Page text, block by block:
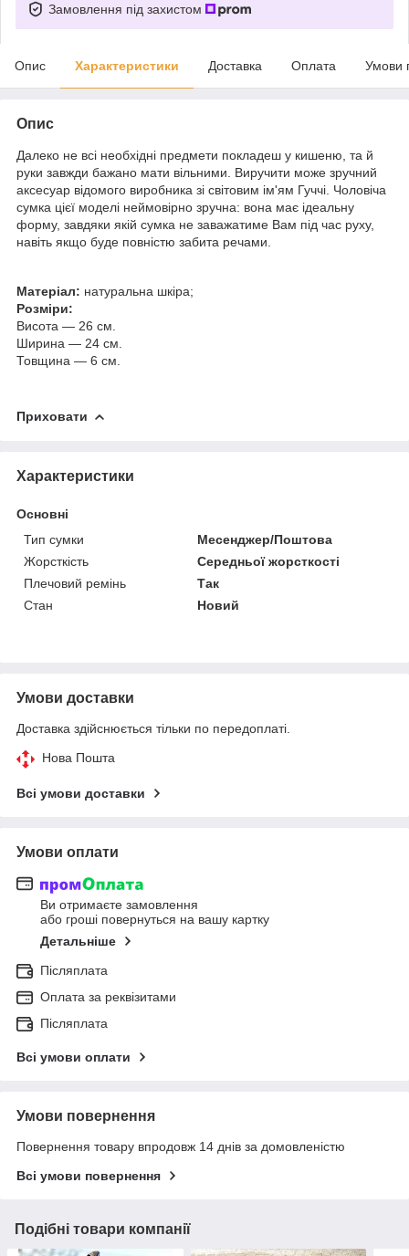
Замовлення під захистом
Опис Характеристики Доставка Оплата Умови
Опис
Далеко не всі необхідні предмети покладеш у кишеню, та й
руки завжди бажано мати вільними. Виручити може зручний
аксесуар відомого виробника зі світовим ім'ям Гуччі. Чоловіча
сумка цієї моделі неймовірно зручна: вона має ідеальну
форму, завдяки якій сумка не заважатиме Вам під час руху,
навіть якщо буде повністю забита речами.
Матеріал: натуральна шкіра;
Розміри:
Висота — 26 см.
Ширина — 24 см.
Товщина — 6 см.
Приховати
Характеристики
Основні
Тип сумки
Месенджер/Поштова
Жорсткість
Середньої жорсткості
Плечовий ремінь
Так
Стан
Новий
Умови доставки
Доставка здійснюється тільки по передоплаті.
Нова Пошта
Всі умови доставки
Умови оплати
Ви отримаєте замовлення
або гроші повернуться на вашу картку
Детальніше
Післяплата
Оплата за реквізитами
Післяплата
Всі умови оплати
Умови повернення
Повернення товару впродовж 14 днів за домовленістю
Всі умови повернення
Подібні товари компанії